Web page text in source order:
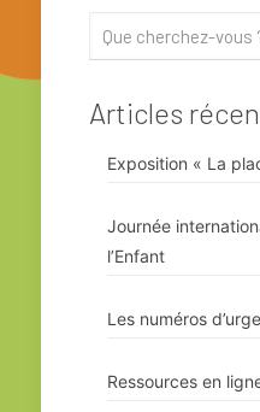
Articles
Exposition « La
Journée
l’Enfant
Les numéros
Ressources en